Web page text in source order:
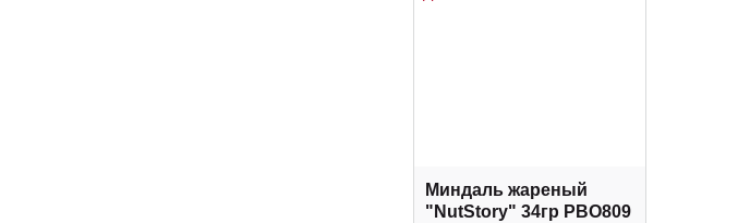
Миндаль жареный
"NutStory" 34гр РВО809